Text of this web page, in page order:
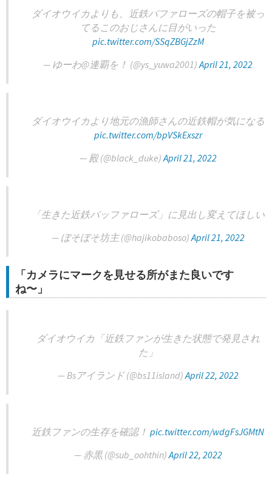
ダイオウイカよりも、近鉄バファローズの帽子を被っ
てるこのおじさんに目がいった
pic.twitter.com/SSqZBGjZzM
— ゆーわ@連覇を！ (@ys_yuwa2001)April 21, 2022
ダイオウイカより地元の漁師さんの近鉄帽が気になる
pic.twitter.com/bpVSkExszr
— 殿 (@black_duke)April 21, 2022
「生きた近鉄バッファローズ」に見出し変えてほしい
— ぼそぼそ坊主 (@hajikobaboso)April 21, 2022
「カメラにマークを見せる所がまた良いです
ね〜」
ダイオウイカ「近鉄ファンが生きた状態で発見され
た」
— Bsアイランド (@bs11island)April 22, 2022
近鉄ファンの生存を確認！ pic.twitter.com/wdgFsJGMtN
— 赤黒 (@sub_oohthin)April 22, 2022